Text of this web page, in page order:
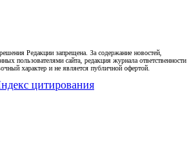
Редакции запрещена. За содержание новостей,
пользователями сайта, редакция журнала ответственности
характер и не является публичной офертой.